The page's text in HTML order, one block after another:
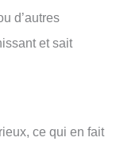
d’autres
et sait
ce qui en fait